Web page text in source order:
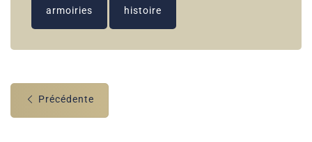
armoiries histoire
Précédente